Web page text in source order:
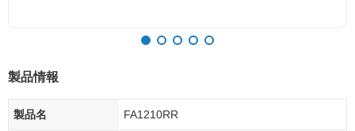
製品情報
製品名 FA1210RR